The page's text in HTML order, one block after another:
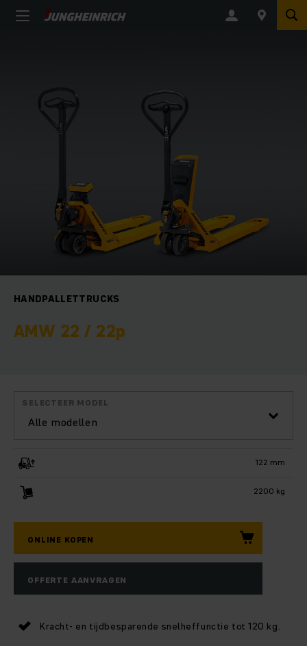
HANDPALLETTRUCKS
AMW 22 / 22p
Alle modellen
SELECTEER MODEL
122 mm
2200 kg
ONLINE KOPEN
OFFERTE AANVRAGEN
Kracht- en tijdbesparende snelheffunctie tot 120 kg.